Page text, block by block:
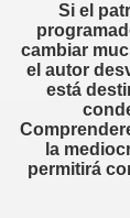
Si el
cambiar
el autor
está
la
permitirá